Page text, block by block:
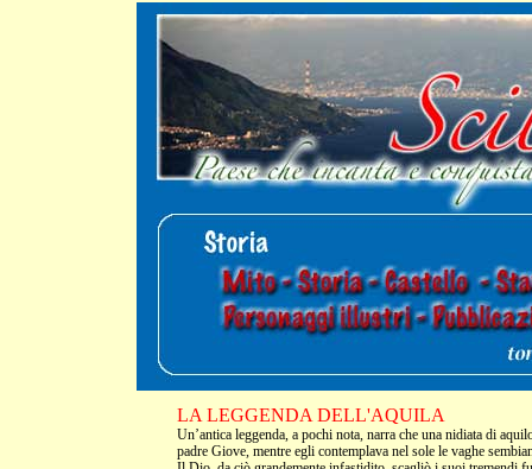
LA LEGGENDA DELL'AQUILA
Un’antica leggenda, a pochi nota, narra che una nidiata di
padre Giove, mentre egli contemplava nel sole le vaghe